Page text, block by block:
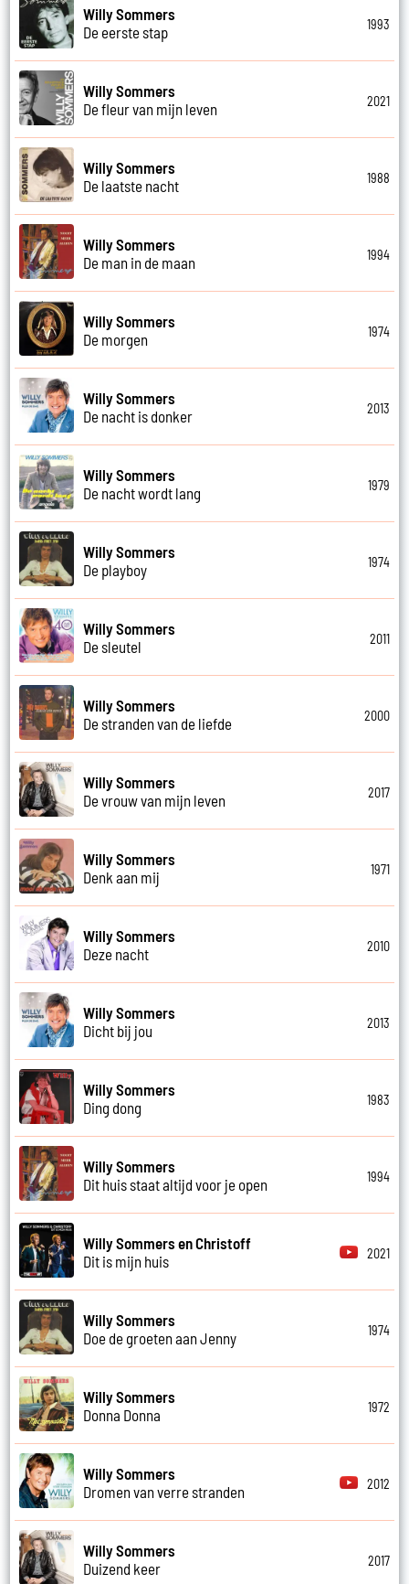
Willy Sommers
De eerste stap
1993
Willy Sommers
De fleur van mijn leven
2021
Willy Sommers
De laatste nacht
1988
Willy Sommers
De man in de maan
1994
Willy Sommers
De morgen
1974
Willy Sommers
De nacht is donker
2013
Willy Sommers
De nacht wordt lang
1979
Willy Sommers
De playboy
1974
Willy Sommers
De sleutel
2011
Willy Sommers
De stranden van de liefde
2000
Willy Sommers
De vrouw van mijn leven
2017
Willy Sommers
Denk aan mij
1971
Willy Sommers
Deze nacht
2010
Willy Sommers
Dicht bij jou
2013
Willy Sommers
Ding dong
1983
Willy Sommers
Dit huis staat altijd voor je open
1994
Willy Sommers en Christoff
Dit is mijn huis
2021
Willy Sommers
Doe de groeten aan Jenny
1974
Willy Sommers
Donna Donna
1972
Willy Sommers
Dromen van verre stranden
2012
Willy Sommers
Duizend keer
2017